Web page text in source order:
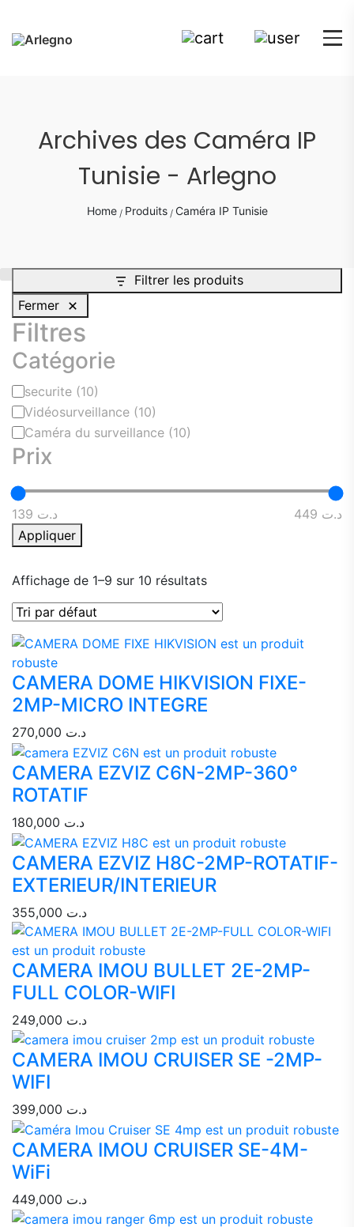
Archives des Caméra IP
Tunisie - Arlegno
Home Produits Caméra IP Tunisie
Filtrer les produits
Fermer
Filtres
Catégorie
Catégorie
securite (10)
Vidéosurveillance (10)
Caméra du surveillance (10)
Prix
د.ت 139
د.ت 449
Appliquer
Affichage de 1–9 sur 10 résultats
CAMERA DOME HIKVISION FIXE-
2MP-MICRO INTEGRE
د.ت
CAMERA EZVIZ C6N-2MP-360°
ROTATIF
د.ت
CAMERA EZVIZ H8C-2MP-ROTATIF-
EXTERIEUR/INTERIEUR
د.ت
CAMERA IMOU BULLET 2E-2MP-
FULL COLOR-WIFI
د.ت
CAMERA IMOU CRUISER SE -2MP-
WIFI
د.ت
CAMERA IMOU CRUISER SE-4M-
WiFi
د.ت